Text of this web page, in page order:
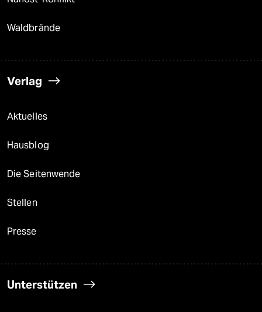
Waldbrände
Verlag
Aktuelles
Hausblog
Die Seitenwende
Stellen
Presse
Unterstützen